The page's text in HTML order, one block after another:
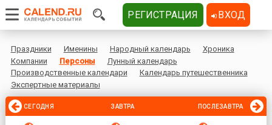
Праздники Именины Народный календарь
Хроника
Компании
Персоны
Лунный календарь
Производственные календари
Календарь путешественника
Экспертные материалы
СЕГОДНЯ ЗАВТРА ПОСЛЕЗАВТРА
РЕГИСТРАЦИЯ ВХОД